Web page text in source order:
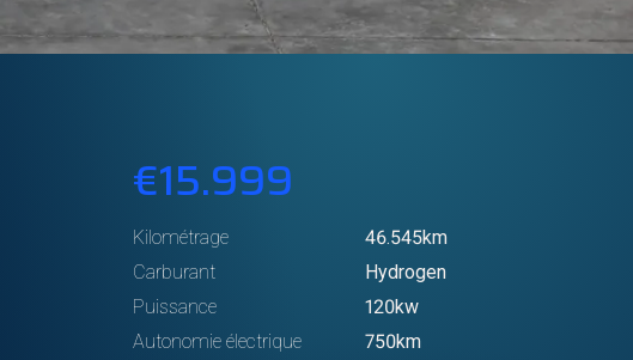
€15.999
Kilométrage
46.545km
Carburant
Hydrogen
Puissance
120kw
Autonomie électrique
750km